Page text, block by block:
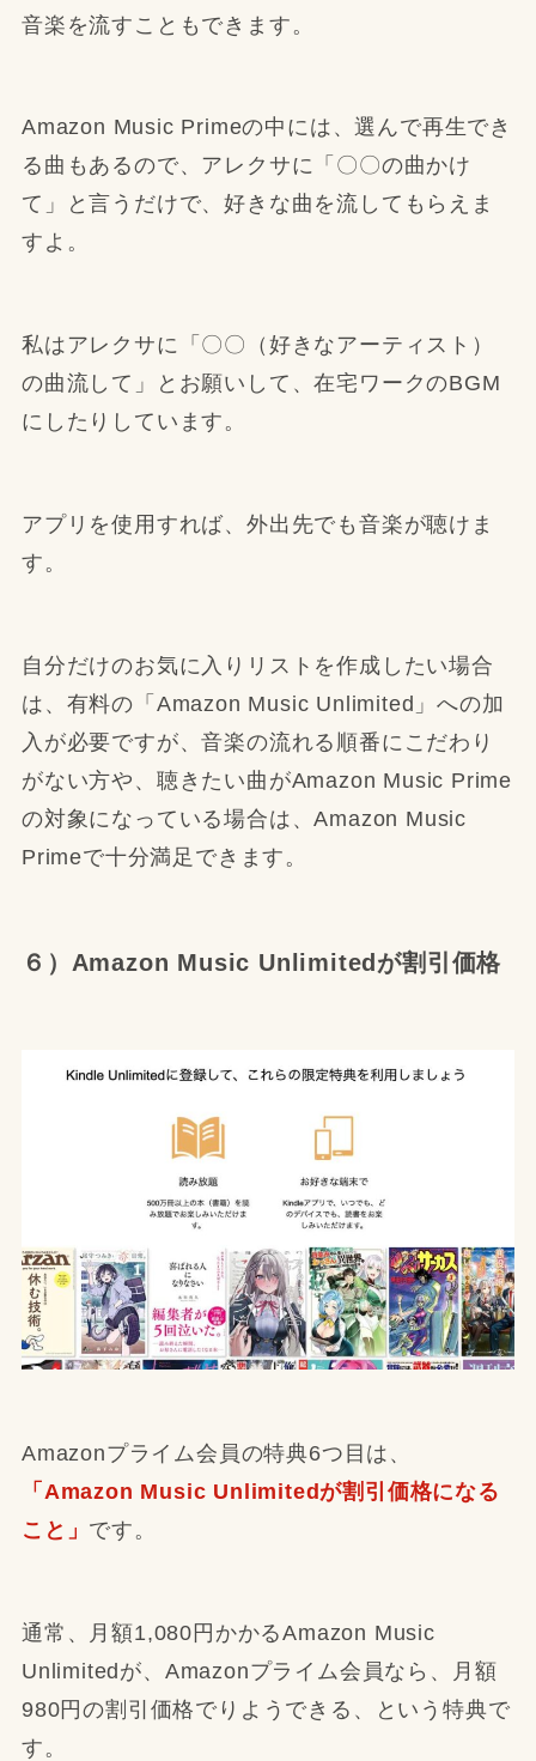
音楽を流すこともできます。
Amazon Music Primeの中には、選んで再生でき
る曲もあるので、アレクサに「〇〇の曲かけ
て」と言うだけで、好きな曲を流してもらえま
すよ。
私はアレクサに「〇〇（好きなアーティスト）
の曲流して」とお願いして、在宅ワークのBGM
にしたりしています。
アプリを使用すれば、外出先でも音楽が聴けま
す。
自分だけのお気に入りリストを作成したい場合
は、有料の「Amazon Music Unlimited」への加
入が必要ですが、音楽の流れる順番にこだわり
がない方や、聴きたい曲がAmazon Music Prime
の対象になっている場合は、Amazon Music
Primeで十分満足できます。
６）Amazon Music Unlimitedが割引価格
Amazonプライム会員の特典6つ目は、
「Amazon Music Unlimitedが割引価格になる
こと」 です。
通常、月額1,080円かかるAmazon Music
Unlimitedが、Amazonプライム会員なら、月額
980円の割引価格でりようできる、という特典で
す。